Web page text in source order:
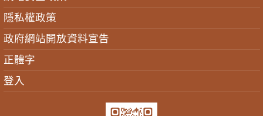
隱私權政策
政府網站開放資料宣告
正體字
登入